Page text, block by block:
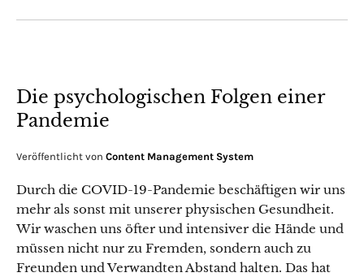
Die psychologischen Folgen einer
Pandemie
Veröffentlicht von Content Management System
Durch die COVID-19-Pandemie beschäftigen wir uns
mehr als sonst mit unserer physischen Gesundheit.
Wir waschen uns öfter und intensiver die Hände und
müssen nicht nur zu Fremden, sondern auch zu
Freunden und Verwandten Abstand halten. Das hat